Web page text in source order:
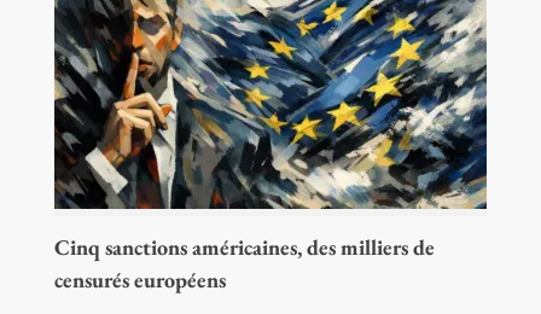
Cinq sanctions américaines, des milliers de
censurés européens